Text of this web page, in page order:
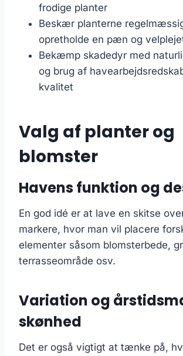
frodige planter
Beskær planterne
opretholde en pæn og
Bekæmp skadedyr med
og brug af
kvalitet
Valg af planter og
blomster
Havens funktion og
En god idé er at lave en skitse
markere, hvor man vil placere
elementer såsom blomsterbede,
terrasseområde osv.
Variation og
skønhed
Det er også vigtigt at tænke på,